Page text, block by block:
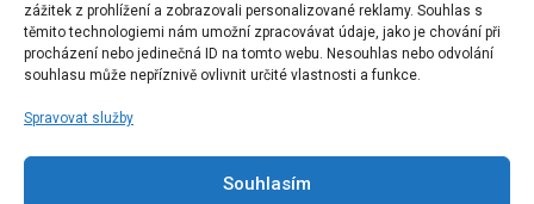
zážitek z prohlížení a zobrazovali personalizované reklamy. Souhlas s
těmito technologiemi nám umožní zpracovávat údaje, jako je chování při
procházení nebo jedinečná ID na tomto webu. Nesouhlas nebo odvolání
souhlasu může nepříznivě ovlivnit určité vlastnosti a funkce.
Spravovat služby
Souhlasím